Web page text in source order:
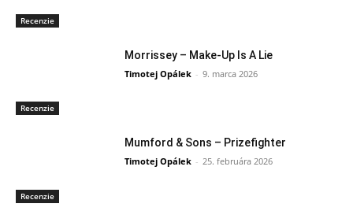
Recenzie
Recenzie
Morrissey – Make-Up Is A Lie
Timotej Opálek - 9. marca 2026
Recenzie
Mumford & Sons – Prizefighter
Timotej Opálek - 25. februára 2026